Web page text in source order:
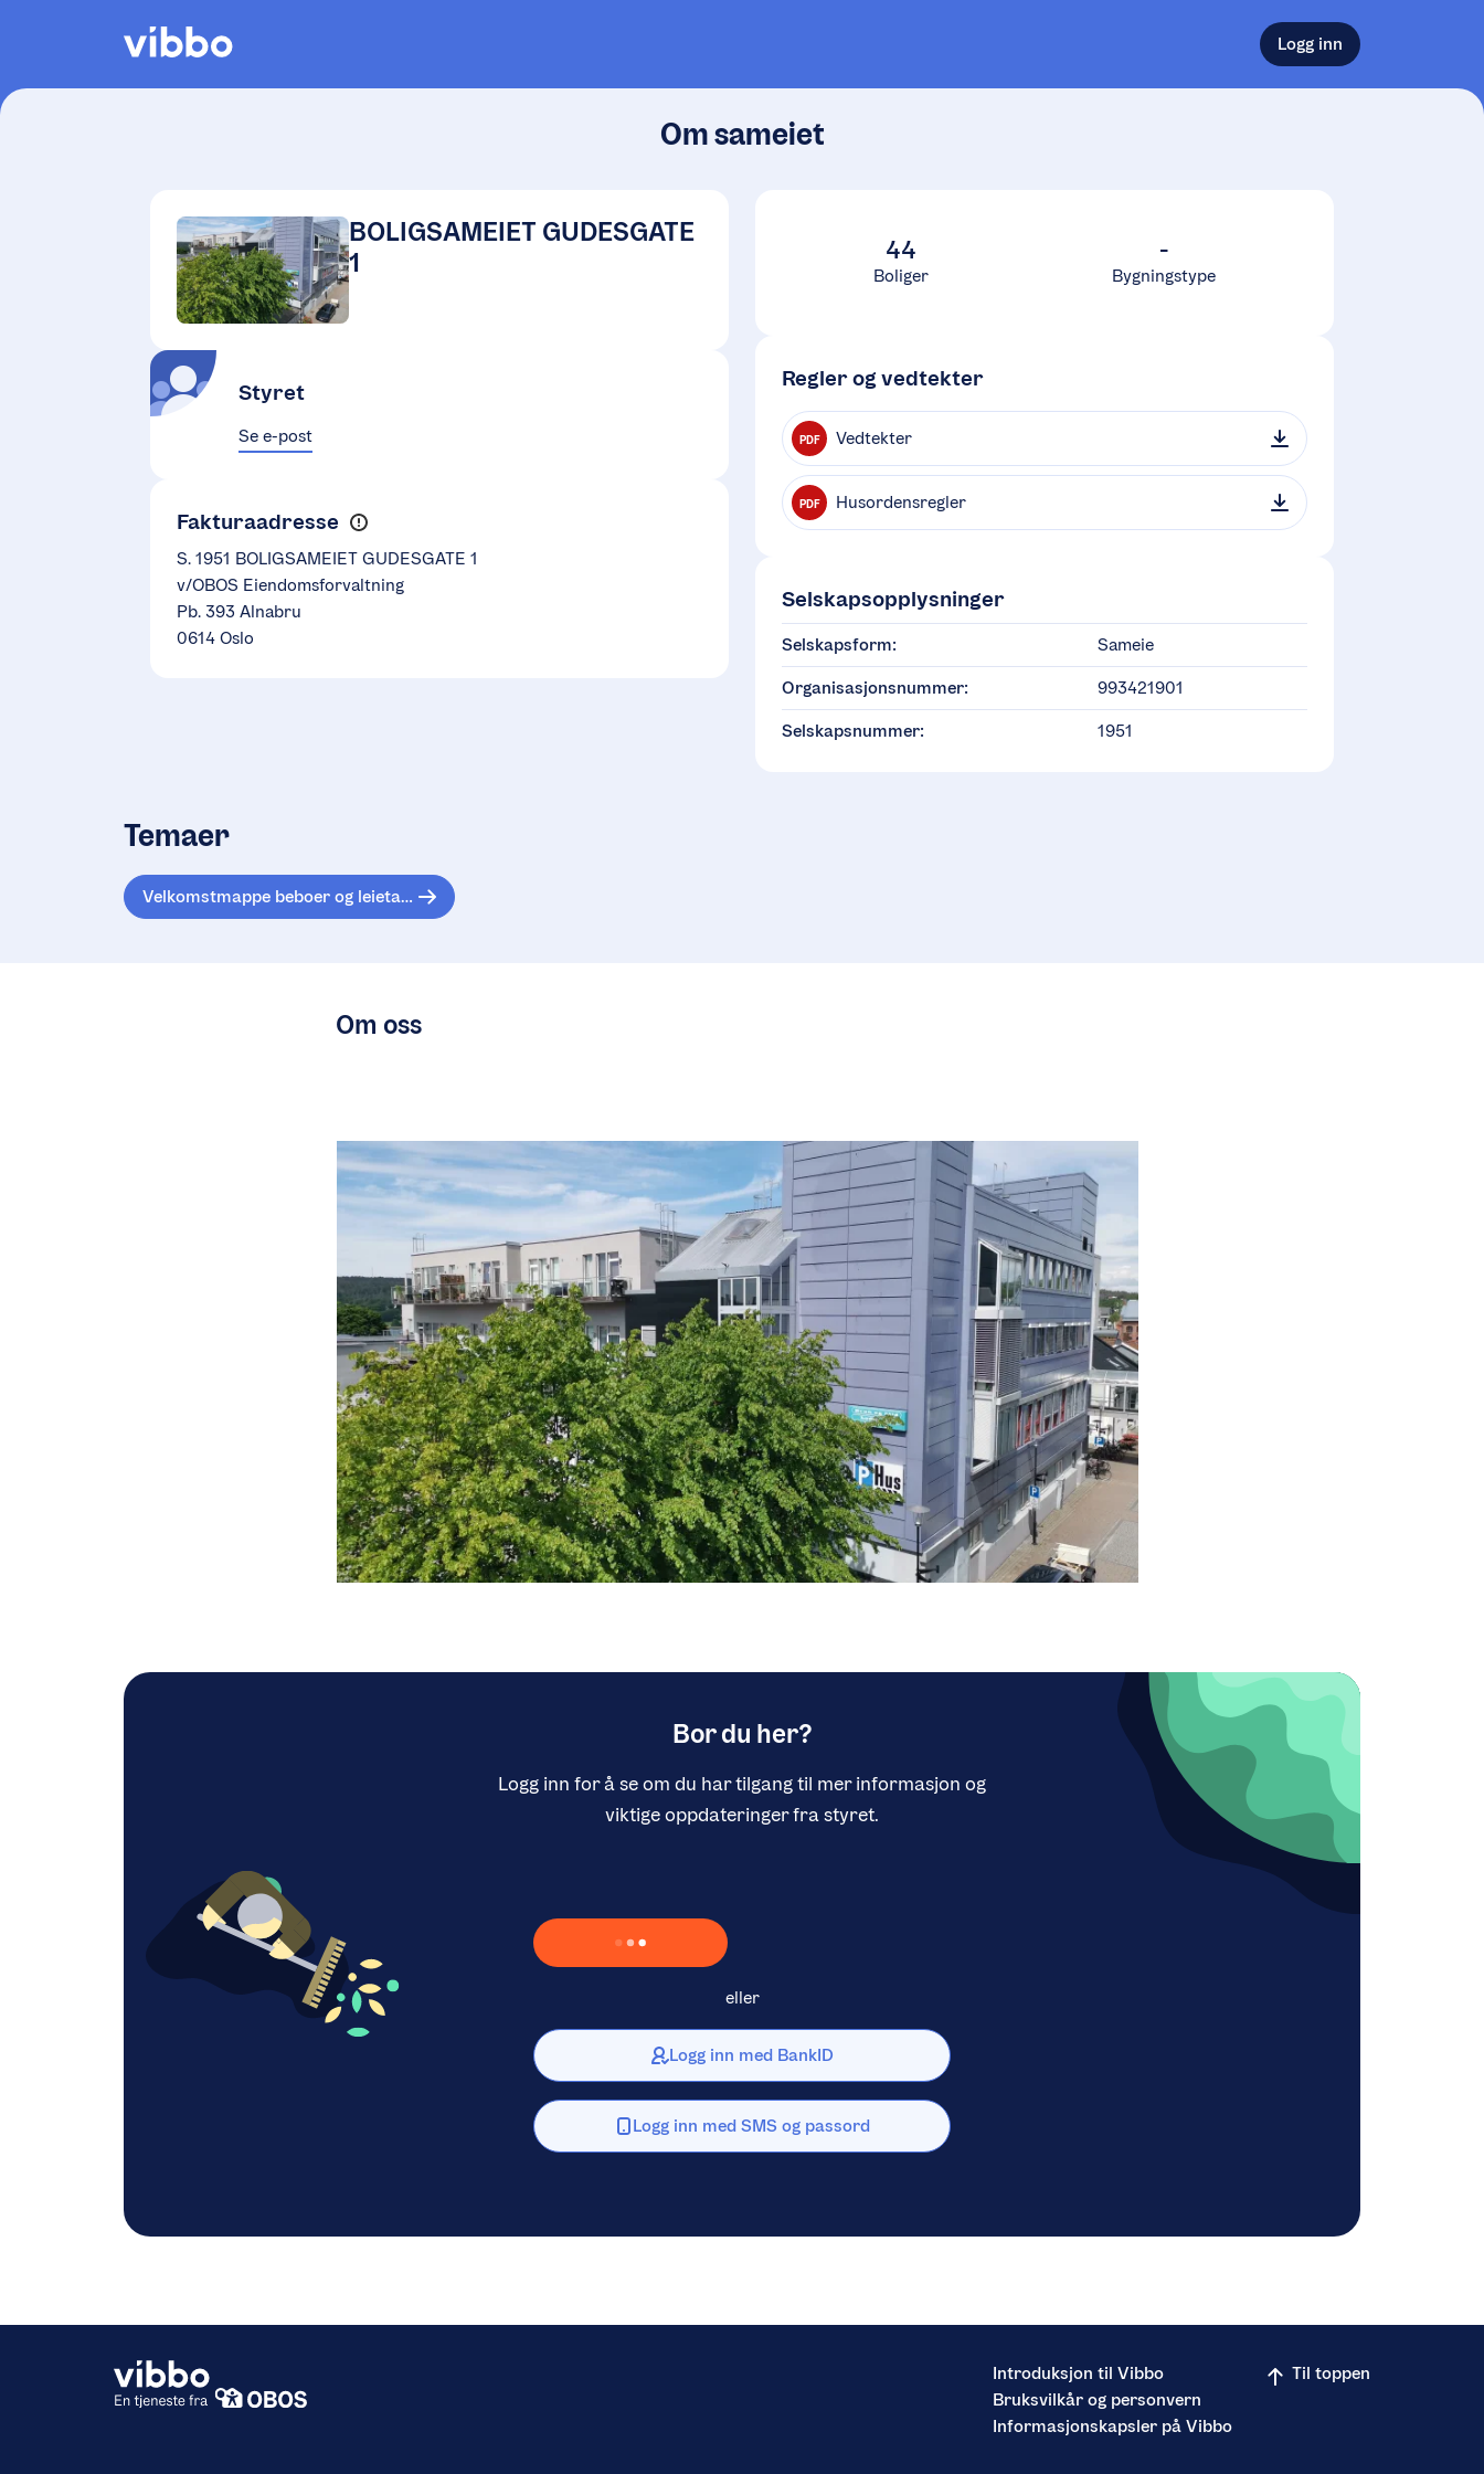
Logg inn
Om sameiet
BOLIGSAMEIET GUDESGATE
1
Styret
Se e-post
Fakturaadresse
S. 1951 BOLIGSAMEIET GUDESGATE 1
v/OBOS Eiendomsforvaltning
Pb. 393 Alnabru
0614 Oslo
44
Boliger
-
Bygningstype
Regler og vedtekter
PDF Vedtekter
PDF Husordensregler
Selskapsopplysninger
Selskapsform: Sameie
Organisasjonsnummer: 993421901
Selskapsnummer: 1951
Temaer
Velkomstmappe beboer og leietaker
Om oss
Bor du her?
Logg inn for å se om du har tilgang til mer informasjon og
viktige oppdateringer fra styret.
Laster inn Vipps …
eller
Logg inn med BankID
Logg inn med SMS og passord
Introduksjon til Vibbo
Bruksvilkår og personvern
Informasjonskapsler på Vibbo
Til toppen